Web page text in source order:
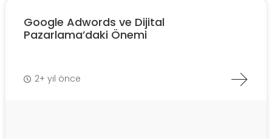
Google Adwords ve Dijital
Pazarlama’daki Önemi
2+ yıl önce